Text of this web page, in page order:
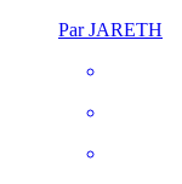
Par JARETH